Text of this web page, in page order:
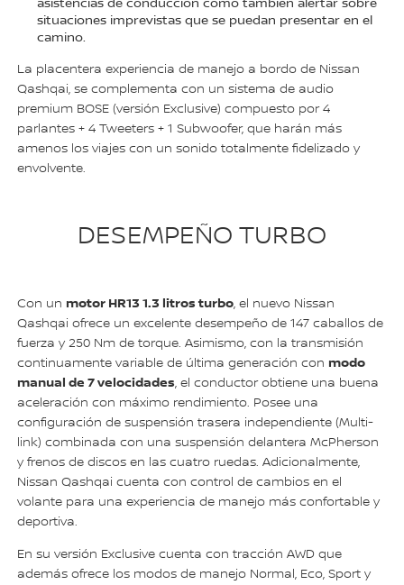
asistencias de conducción como también alertar sobre
situaciones imprevistas que se puedan presentar en el
camino.
La placentera experiencia de manejo a bordo de Nissan
Qashqai, se complementa con un sistema de audio
premium BOSE (versión Exclusive) compuesto por 4
parlantes + 4 Tweeters + 1 Subwoofer, que harán más
amenos los viajes con un sonido totalmente fidelizado y
envolvente.
DESEMPEÑO TURBO
Con un motor HR13 1.3 litros turbo, el nuevo Nissan
Qashqai ofrece un excelente desempeño de 147 caballos de
fuerza y 250 Nm de torque. Asimismo, con la transmisión
continuamente variable de última generación con modo
manual de 7 velocidades, el conductor obtiene una buena
aceleración con máximo rendimiento. Posee una
configuración de suspensión trasera independiente (Multi-
link) combinada con una suspensión delantera McPherson
y frenos de discos en las cuatro ruedas. Adicionalmente,
Nissan Qashqai cuenta con control de cambios en el
volante para una experiencia de manejo más confortable y
deportiva.
En su versión Exclusive cuenta con tracción AWD que
además ofrece los modos de manejo Normal, Eco, Sport y